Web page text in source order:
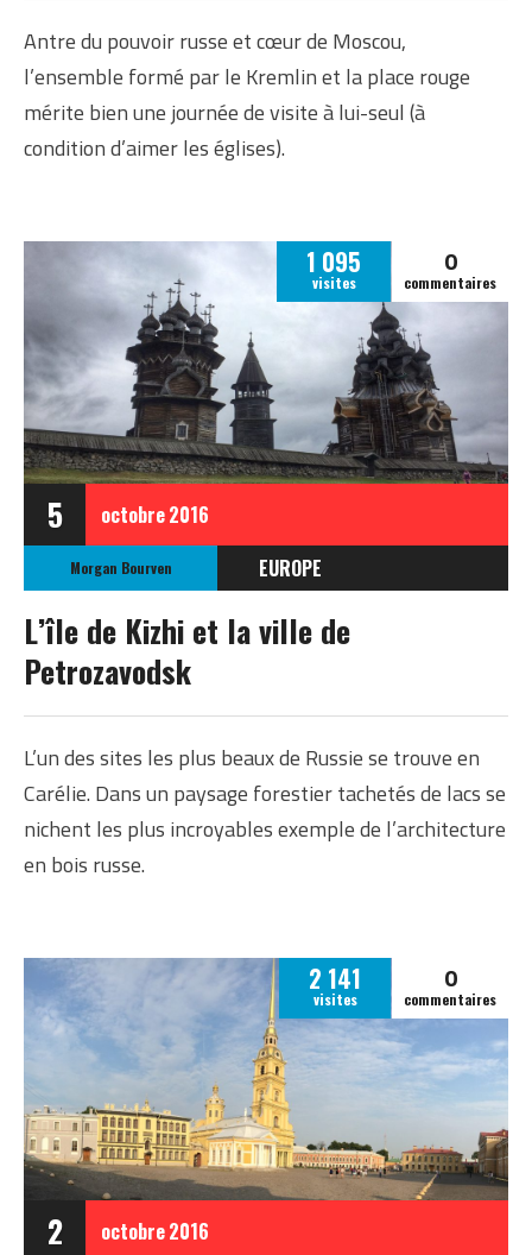
Antre du pouvoir russe et cœur de Moscou,
l’ensemble formé par le Kremlin et la place rouge
mérite bien une journée de visite à lui-seul (à
condition d’aimer les églises).
5 octobre2016
1 095
visites
0
commentaires
Morgan Bourven
EUROPE
RUSSIE
L’île de Kizhi et la ville de
Petrozavodsk
L’un des sites les plus beaux de Russie se trouve en
Carélie. Dans un paysage forestier tachetés de lacs se
nichent les plus incroyables exemple de l’architecture
en bois russe.
2 octobre2016
2 141
visites
0
commentaires